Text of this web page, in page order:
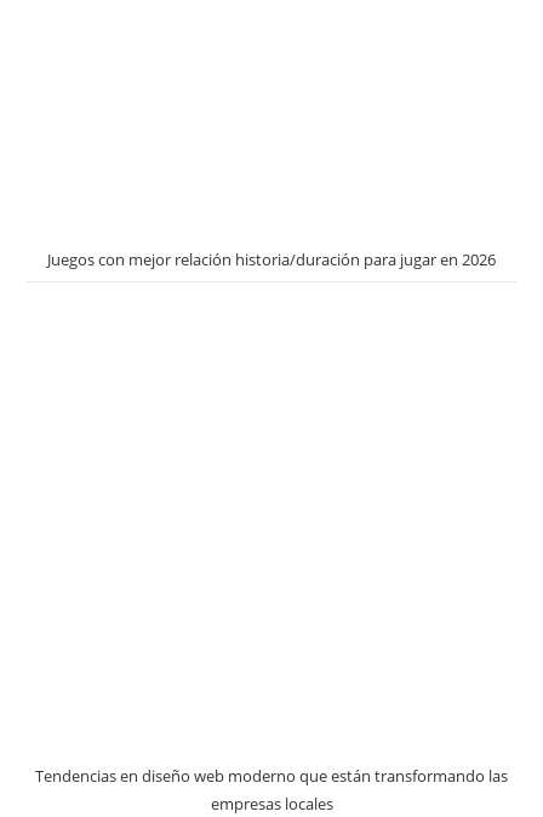
Juegos con mejor relación historia/duración para jugar en 2026
Tendencias en diseño web moderno que están transformando las
empresas locales